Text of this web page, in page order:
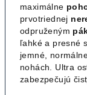
maximálne
prvotriednej
odpruženým
ľahké a presné
jemné,
nohách. Ultra
zabezpečujú